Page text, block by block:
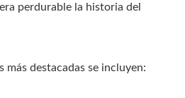
perdurable la historia del
más destacadas se incluyen: